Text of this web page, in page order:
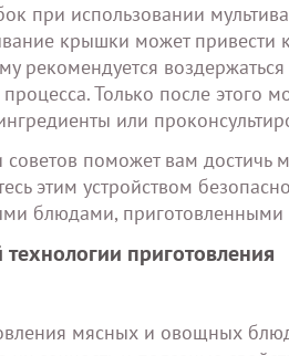
при использовании
крышки может
рекомендуется
Только после этого
или
поможет вам достичь
этим устройством
блюдами,
приготовления
мясных и овощных